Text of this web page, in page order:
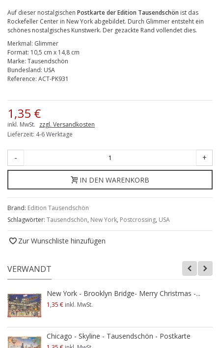
Auf dieser nostalgischen Postkarte der Edition Tausendschön ist das
Rockefeller Center in New York abgebildet. Durch Glimmer entsteht ein
schönes nostalgisches Kunstwerk. Der gezackte Rand vollendet dies.
Merkmal: Glimmer
Format: 10,5 cm x 14,8 cm
Marke: Tausendschön
Bundesland: USA
Reference: ACT-PK931
1,35 €
inkl. MwSt. zzgl. Versandkosten
Lieferzeit: 4-6 Werktage
- +
IN DEN WARENKORB
Brand: Edition Tausendschön
Schlagwörter: Tausendschön, New York, Postcrossing, USA
Zur Wunschliste hinzufügen
VERWANDT
New York - Brooklyn Bridge- Merry Christmas -...
1,35 € inkl. MwSt.
Chicago - Skyline - Tausendschön - Postkarte